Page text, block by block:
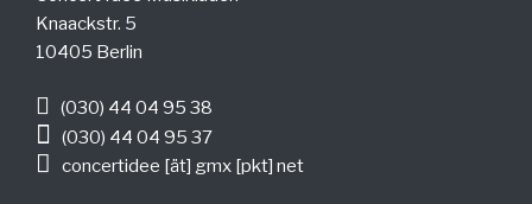
Knaackstr. 5
10405 Berlin
(030) 44 04 95 38
(030) 44 04 95 37
concertidee [ät] gmx [pkt] net